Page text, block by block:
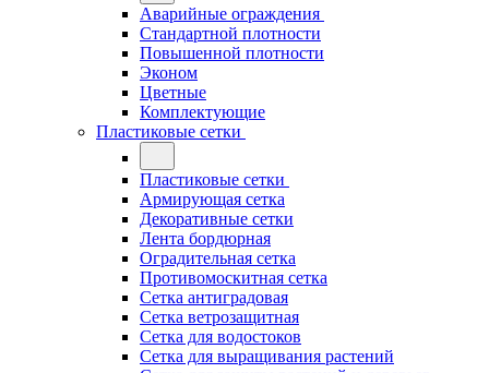
Аварийные ограждения
Стандартной плотности
Повышенной плотности
Эконом
Цветные
Комплектующие
Пластиковые сетки
Пластиковые сетки
Армирующая сетка
Декоративные сетки
Лента бордюрная
Оградительная сетка
Противомоскитная сетка
Сетка антиградовая
Сетка ветрозащитная
Сетка для водостоков
Сетка для выращивания растений